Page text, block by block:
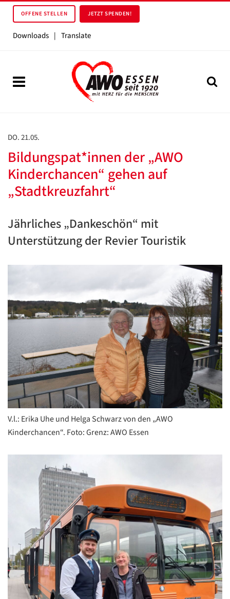
OFFENE STELLEN JETZT SPENDEN!
Downloads | Translate
DO. 21.05.
Bildungspat*innen der „AWO
Kinderchancen“ gehen auf
„Stadtkreuzfahrt“
Jährliches „Dankeschön“ mit
Unterstützung der Revier Touristik
V.l.: Erika Uhe und Helga Schwarz von den „AWO
Kinderchancen“. Foto: Grenz: AWO Essen